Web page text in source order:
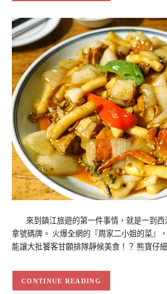
來到鎮江旅遊的第一件事情，就是一到西
拿號碼牌。 火爆全網的『周家二小姐的菜』
能讓大批饕客甘願排隊靜候美食！？ 熊寶仔
CONTINUE READING